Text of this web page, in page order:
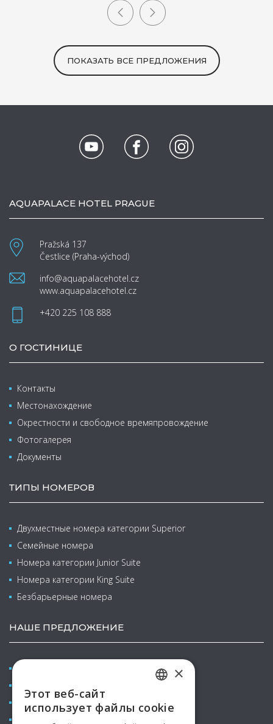
ПОКАЗАТЬ ВСЕ ПРЕДЛОЖЕНИЯ
AQUAPALACE HOTEL PRAGUE
Pražská 137
Čestlice (Praha-východ)
info@aquapalacehotel.cz
www.aquapalacehotel.cz
+420 225 108 888
О ГОСТИНИЦЕ
Контакты
Местонахождение
Окрестности и свободное времяпровождение
Фотогалерея
Документы
ТИПЫ НОМЕРОВ
Двухместные номера категории Superior
Семейные номера
Номера категории Junior Suite
Номера категории King Suite
Безбарьерные номера
НАШЕ ПРЕДЛОЖЕНИЕ
Семейный отпуск с детьми
×
Этот веб-сайт
использует файлы cookie